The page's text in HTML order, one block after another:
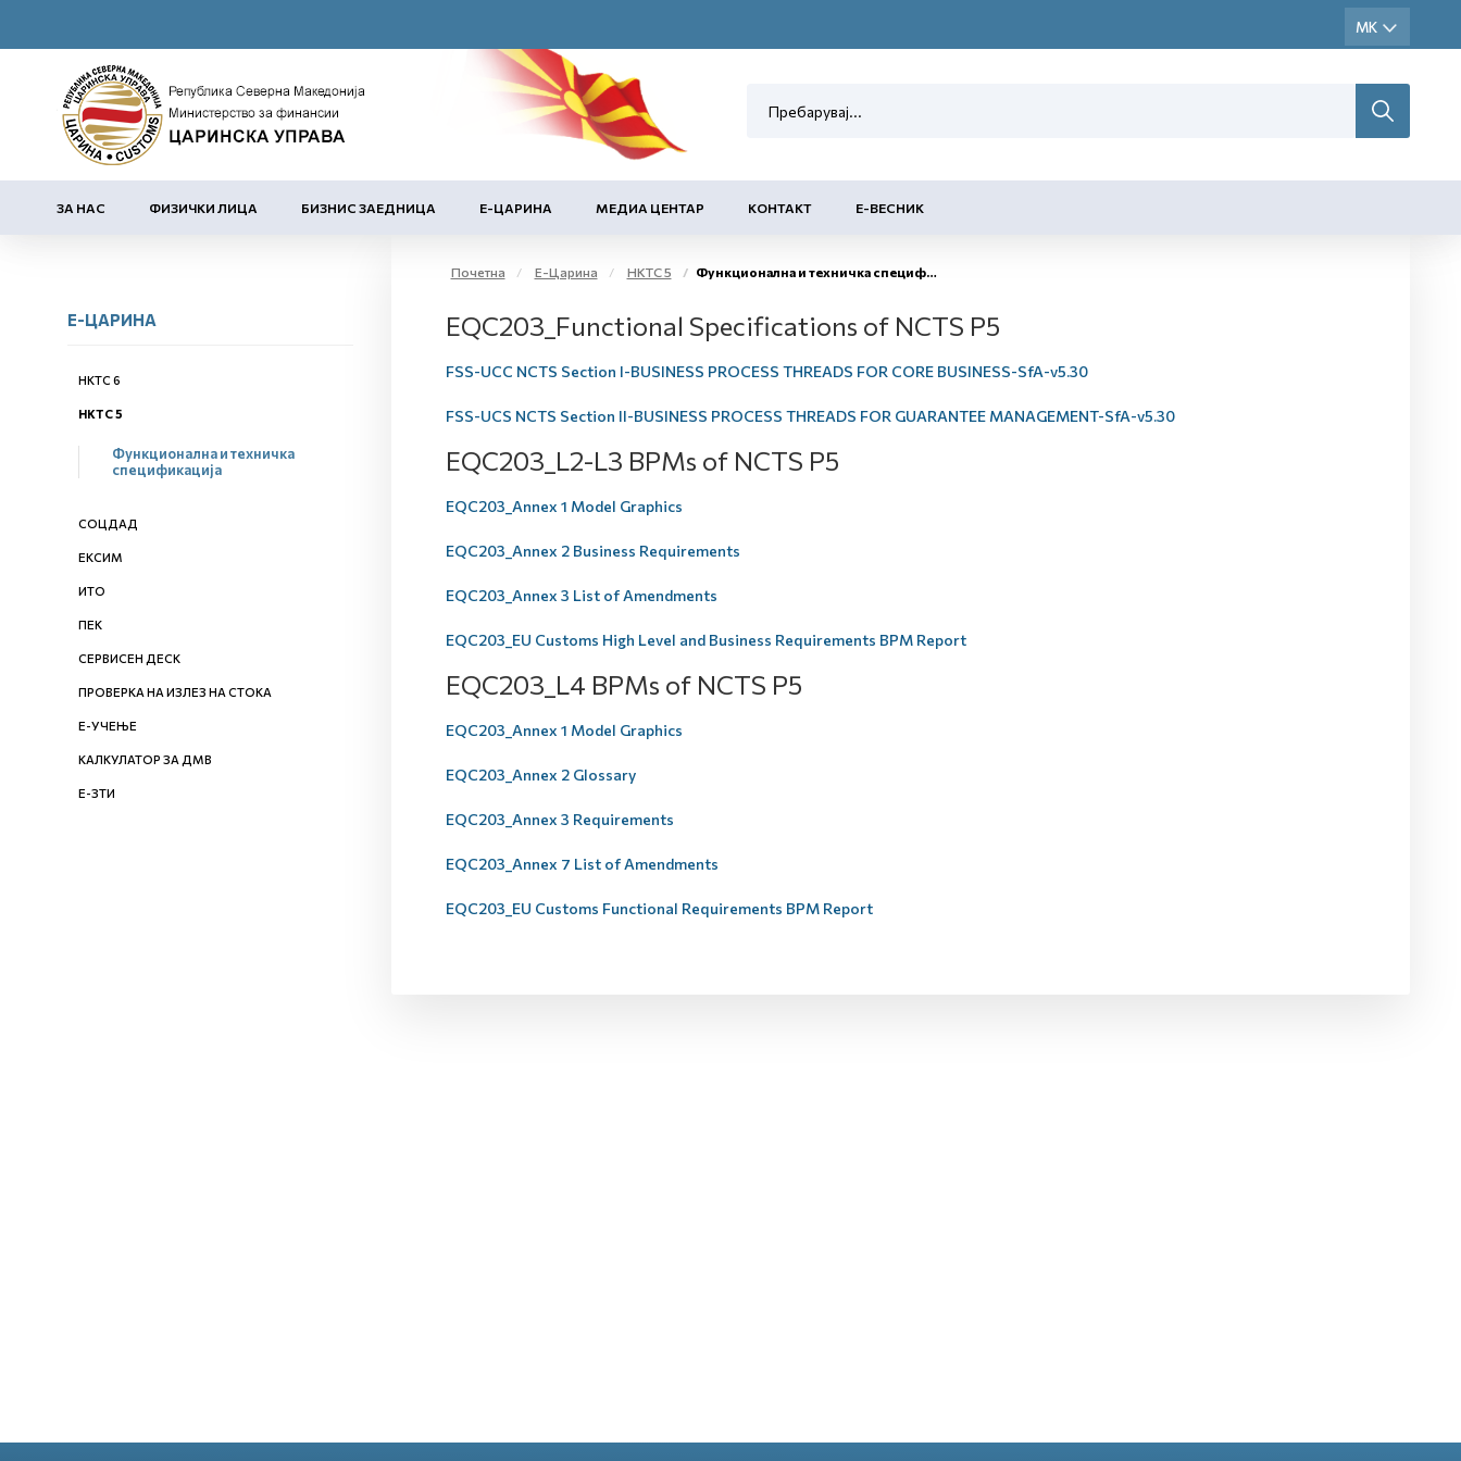
ЗА НАС ФИЗИЧКИ ЛИЦА БИЗНИС ЗАЕДНИЦА Е-ЦАРИНА МЕДИА ЦЕНТАР КОНТАКТ Е-ВЕСНИК
Е-ЦАРИНА
НКТС 6
НКТС 5
Функционална и техничка
спецификација
СОЦДАД
ЕКСИМ
ИТО
ПЕК
СЕРВИСЕН ДЕСК
ПРОВЕРКА НА ИЗЛЕЗ НА СТОКА
Е-УЧЕЊЕ
КАЛКУЛАТОР ЗА ДМВ
Е-ЗТИ
Почетна Е-Царина НКТС 5 Функционална и техничка спецификација
EQC203_Functional Specifications of NCTS P5
FSS-UCC NCTS Section I-BUSINESS PROCESS THREADS FOR CORE BUSINESS-SfA-v5.30
FSS-UCS NCTS Section II-BUSINESS PROCESS THREADS FOR GUARANTEE MANAGEMENT-SfA-v5.30
EQC203_L2-L3 BPMs of NCTS P5
EQC203_Annex 1 Model Graphics
EQC203_Annex 2 Business Requirements
EQC203_Annex 3 List of Amendments
EQC203_EU Customs High Level and Business Requirements BPM Report
EQC203_L4 BPMs of NCTS P5
EQC203_Annex 1 Model Graphics
EQC203_Annex 2 Glossary
EQC203_Annex 3 Requirements
EQC203_Annex 7 List of Amendments
EQC203_EU Customs Functional Requirements BPM Report